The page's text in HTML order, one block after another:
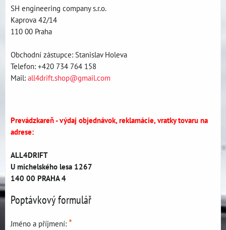
SH engineering company s.r.o.
Kaprova 42/14
110 00 Praha
Obchodní zástupce: Stanislav Holeva
Telefon: +420 734 764 158
Mail: all4drift.shop@gmail.com
Prevádzkareň - výdaj objednávok, reklamácie, vratky tovaru na
adrese:
ALL4DRIFT
U michelského lesa 1267
140 00 PRAHA 4
Poptávkový formulář
Jméno a příjmení: *